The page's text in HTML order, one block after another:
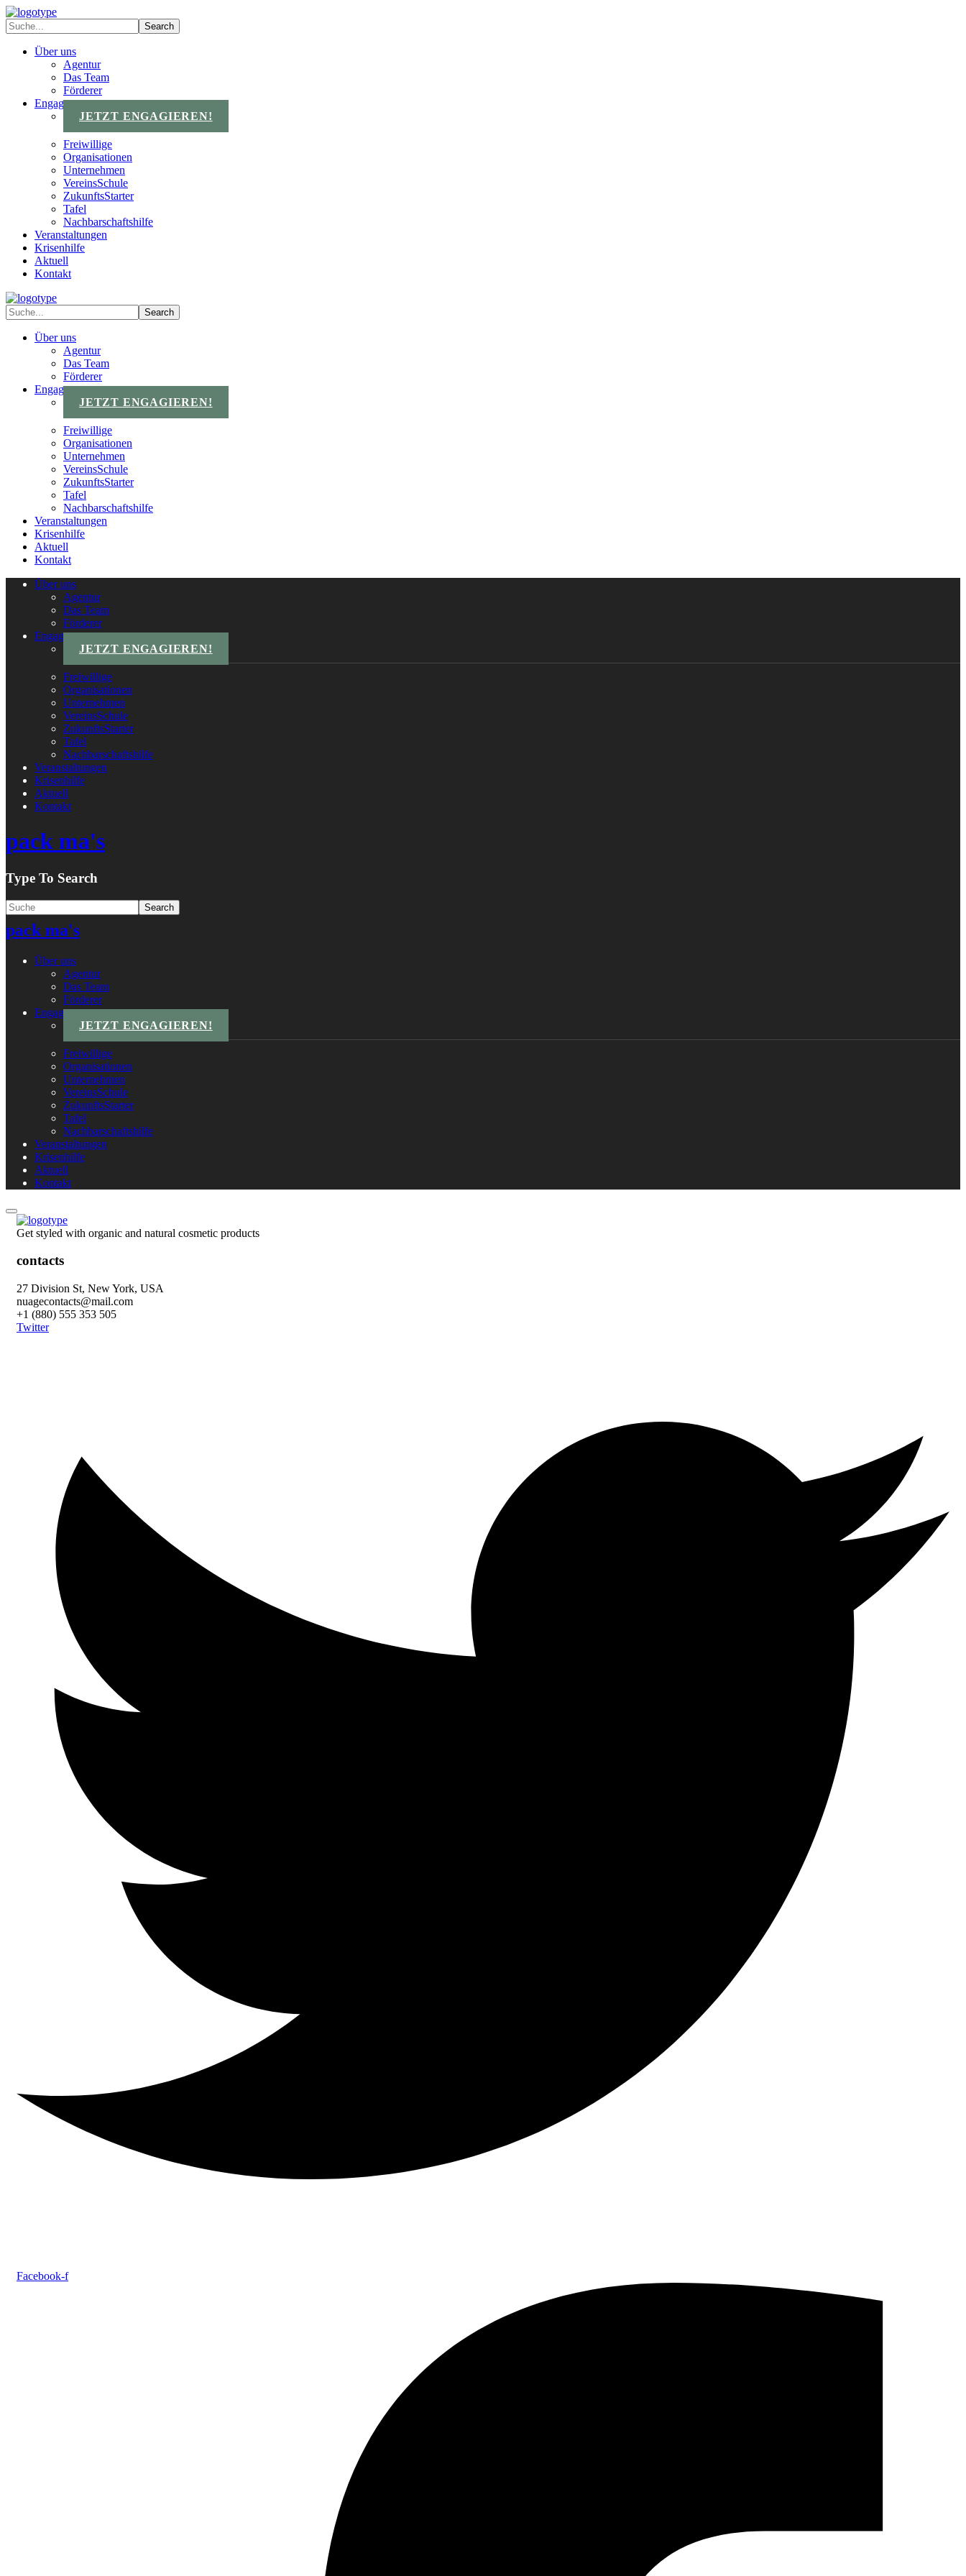
Über uns
Agentur
Das Team
Förderer
Engagements
JETZT ENGAGIEREN!
Freiwillige
Organisationen
Unternehmen
VereinsSchule
ZukunftsStarter
Tafel
Nachbarschaftshilfe
Veranstaltungen
Krisenhilfe
Aktuell
Kontakt
Über uns
Agentur
Das Team
Förderer
Engagements
JETZT ENGAGIEREN!
Freiwillige
Organisationen
Unternehmen
VereinsSchule
ZukunftsStarter
Tafel
Nachbarschaftshilfe
Veranstaltungen
Krisenhilfe
Aktuell
Kontakt
Über uns
Agentur
Das Team
Förderer
Engagements
JETZT ENGAGIEREN!
Freiwillige
Organisationen
Unternehmen
VereinsSchule
ZukunftsStarter
Tafel
Nachbarschaftshilfe
Veranstaltungen
Krisenhilfe
Aktuell
Kontakt
pack ma's
Type To Search
pack ma's
Über uns
Agentur
Das Team
Förderer
Engagements
JETZT ENGAGIEREN!
Freiwillige
Organisationen
Unternehmen
VereinsSchule
ZukunftsStarter
Tafel
Nachbarschaftshilfe
Veranstaltungen
Krisenhilfe
Aktuell
Kontakt
Get styled with organic and natural cosmetic products
contacts
27 Division St, New York, USA
nuagecontacts@mail.com
+1 (880) 555 353 505
Twitter
Facebook-f